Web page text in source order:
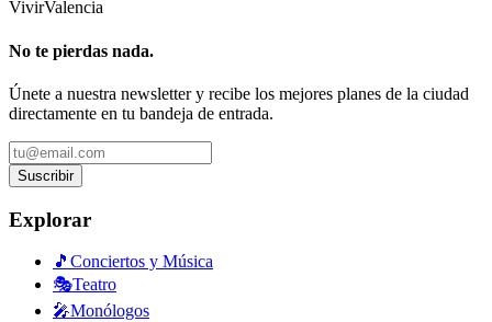
VivirValencia
No te pierdas nada.
Únete a nuestra newsletter y recibe los mejores planes de la ciudad
directamente en tu bandeja de entrada.
Suscribir
Explorar
🎵 Conciertos y Música
🎭Teatro
🎤Monólogos